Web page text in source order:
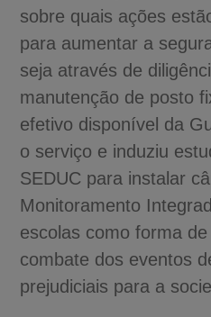
sobre quais ações
para aumentar a
seja através de
manutenção de posto
efetivo disponível da
o serviço e induziu
SEDUC para instalar
Monitoramento
escolas como forma
combate dos eventos
prejudiciais para a